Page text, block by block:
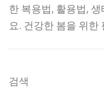
한 복용법, 활용법,
요. 건강한 봄을 위한
검색